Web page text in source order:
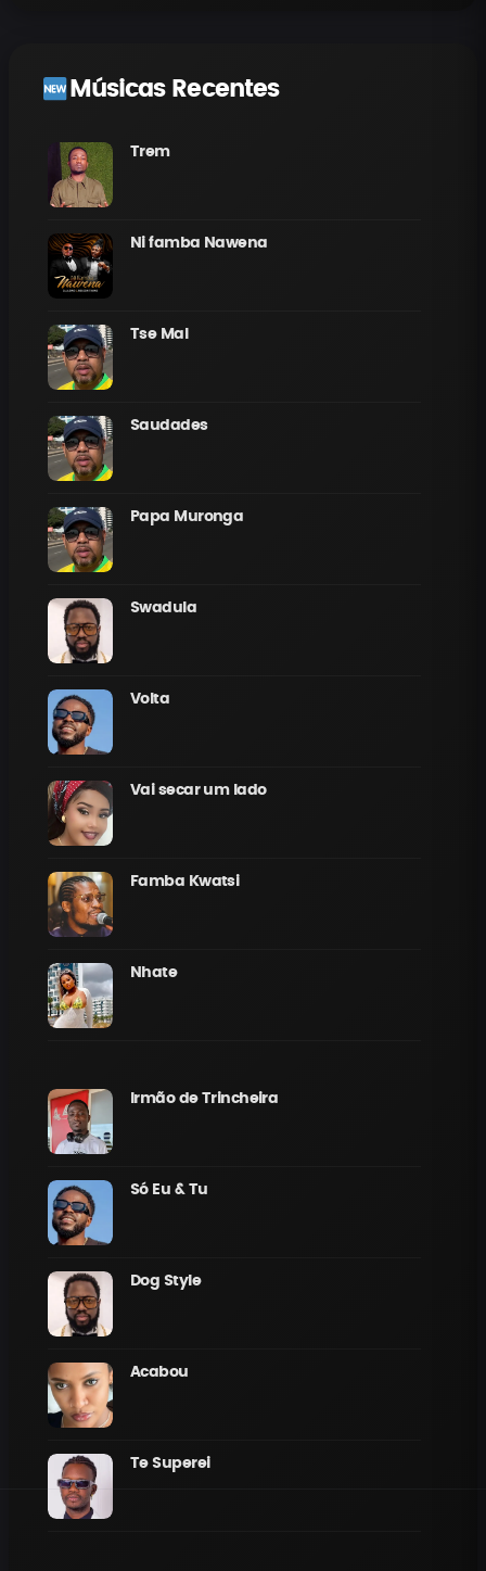
Músicas Recentes
Trem
Ni famba Nawena
Tse Mal
Saudades
Papa Muronga
Swadula
Volta
Vai secar um lado
Famba Kwatsi
Nhate
Irmão de Trincheira
Só Eu & Tu
Dog Style
Acabou
Te Superei